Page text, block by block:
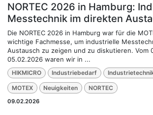
NORTEC 2026 in Hamburg:
Messtechnik im direkten
Die NORTEC 2026 in Hamburg war für die
wichtige Fachmesse, um industrielle
Austausch zu zeigen und zu diskutieren. Vom
05.02.2026 waren wir in ...
HIKMICRO Industriebedarf
MOTEX Neuigkeiten NORTEC
09.02.2026